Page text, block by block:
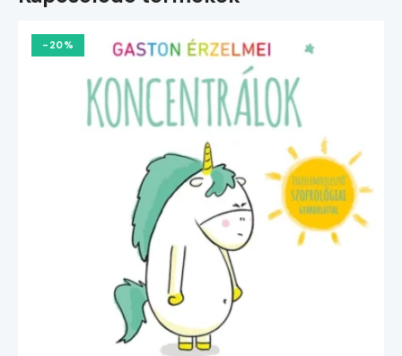
-20%